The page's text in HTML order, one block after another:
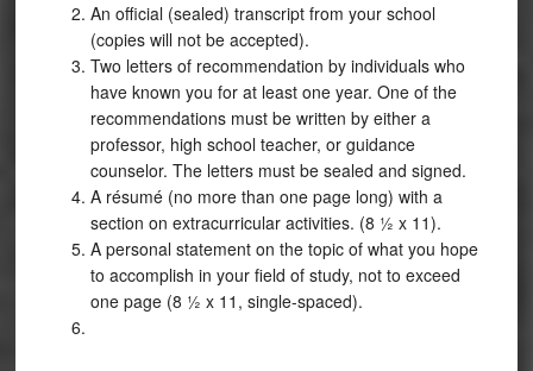
An official (sealed) transcript from your school
(copies will not be accepted).
Two letters of recommendation by individuals who
have known you for at least one year. One of the
recommendations must be written by either a
professor, high school teacher, or guidance
counselor. The letters must be sealed and signed.
A résumé (no more than one page long) with a
section on extracurricular activities. (8 ½ x 11).
A personal statement on the topic of what you hope
to accomplish in your field of study, not to exceed
one page (8 ½ x 11, single-spaced).